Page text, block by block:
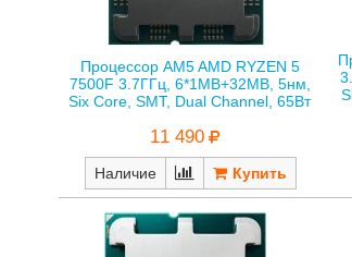
Процессор AM5 AMD RYZEN 5
7500F 3.7ГГц, 6*1MB+32MB, 5нм,
Six Core, SMT, Dual Channel, 65Вт
11 490
Наличие